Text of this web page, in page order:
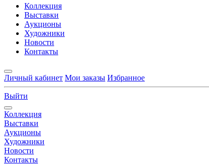
Коллекция
Выставки
Аукционы
Художники
Новости
Контакты
Личный кабинет Мои заказы Избранное
Выйти
Коллекция
Выставки
Аукционы
Художники
Новости
Контакты